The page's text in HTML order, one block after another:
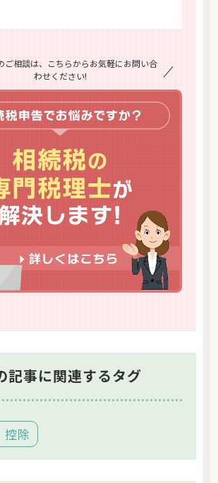
ご相談は、こちらからお気軽にお問い合
わせください!
記事に関連するタグ
控除